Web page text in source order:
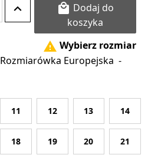

koszyka
 Wybierz rozmiar
Rozmiarówka Europejska -
11 12 13 14
18 19 20 21